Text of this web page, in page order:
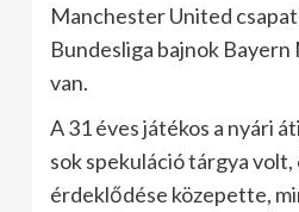
Manchester United
Bundesliga bajnok
van.
A 31 éves játékos a nyári
sok spekuláció tárgya volt,
érdeklődése közepette,